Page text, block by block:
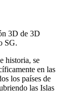
3D de 3D
SG.
historia, se
en las
los países de
las Islas